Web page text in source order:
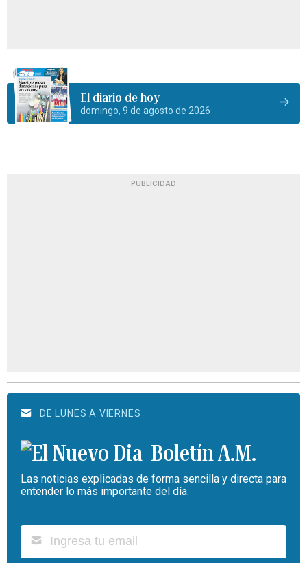
El diario de hoy
domingo, 9 de agosto de 2026
PUBLICIDAD
DE LUNES A VIERNES
Boletín A.M.
Las noticias explicadas de forma sencilla y directa para
entender lo más importante del día.